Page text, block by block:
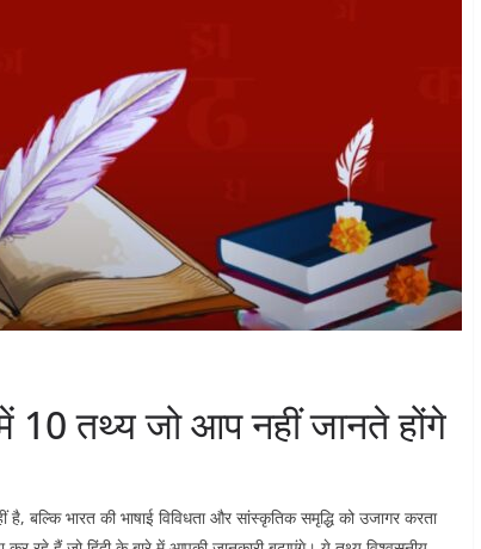
में 10 तथ्य जो आप नहीं जानते होंगे
बल्कि भारत की भाषाई विविधता और सांस्कृतिक समृद्धि को उजागर करता